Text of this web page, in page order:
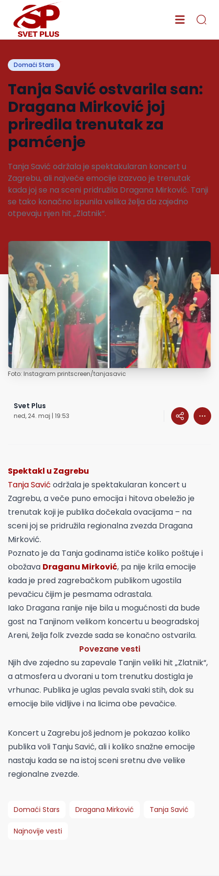
Domaći Stars
Tanja Savić ostvarila san:
Dragana Mirković joj
priredila trenutak za
pamćenje
Tanja Savić održala je spektakularan koncert u
Zagrebu, ali najveće emocije izazvao je trenutak
kada joj se na sceni pridružila Dragana Mirković. Tanji
se tako konačno ispunila velika želja da zajedno
otpevaju njen hit „Zlatnik“.
Foto: Instagram printscreen/tanjasavic
Svet Plus
ned, 24. maj | 19:53
Spektakl u Zagrebu
Tanja Savić održala je spektakularan koncert u
Zagrebu, a veče puno emocija i hitova obeležio je
trenutak koji je publika dočekala ovacijama – na
sceni joj se pridružila regionalna zvezda Dragana
Mirković.
Poznato je da Tanja godinama ističe koliko poštuje i
obožava Draganu Mirković, pa nije krila emocije
kada je pred zagrebačkom publikom ugostila
pevačicu čijim je pesmama odrastala.
Iako Dragana ranije nije bila u mogućnosti da bude
gost na Tanjinom velikom koncertu u beogradskoj
Areni, želja folk zvezde sada se konačno ostvarila.
Povezane vesti
Njih dve zajedno su zapevale Tanjin veliki hit „Zlatnik“,
a atmosfera u dvorani u tom trenutku dostigla je
vrhunac. Publika je uglas pevala svaki stih, dok su
emocije bile vidljive i na licima obe pevačice.
Koncert u Zagrebu još jednom je pokazao koliko
publika voli Tanju Savić, ali i koliko snažne emocije
nastaju kada se na istoj sceni sretnu dve velike
regionalne zvezde.
Domaći Stars Dragana Mirković Tanja Savić
Najnovije vesti